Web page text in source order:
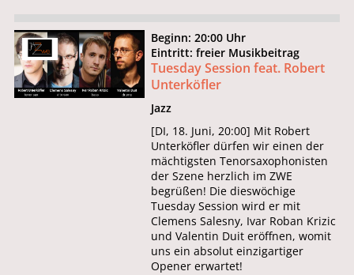
Beginn: 20:00 Uhr
Eintritt: freier Musikbeitrag
Tuesday Session feat. Robert
Unterköfler
Jazz
[DI, 18. Juni, 20:00] Mit Robert
Unterköfler dürfen wir einen der
mächtigsten Tenorsaxophonisten
der Szene herzlich im ZWE
begrüßen! Die dieswöchige
Tuesday Session wird er mit
Clemens Salesny, Ivar Roban Krizic
und Valentin Duit eröffnen, womit
uns ein absolut einzigartiger
Opener erwartet!